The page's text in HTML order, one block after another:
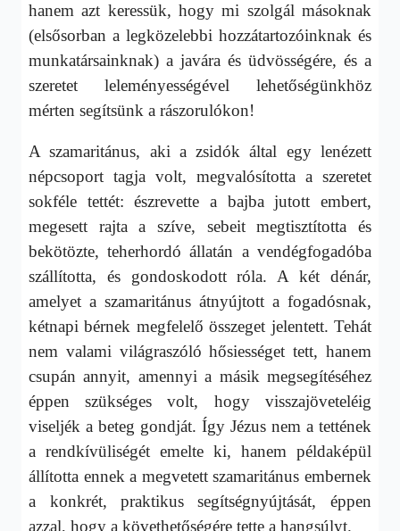
hanem azt keressük, hogy mi szolgál másoknak
(elsősorban a legközelebbi hozzátartozóinknak és
munkatársainknak) a javára és üdvösségére, és a
szeretet leleményességével lehetőségünkhöz
mérten segítsünk a rászorulókon!
A szamaritánus, aki a zsidók által egy lenézett
népcsoport tagja volt, megvalósította a szeretet
sokféle tettét: észrevette a bajba jutott embert,
megesett rajta a szíve, sebeit megtisztította és
bekötözte, teherhordó állatán a vendégfogadóba
szállította, és gondoskodott róla. A két dénár,
amelyet a szamaritánus átnyújtott a fogadósnak,
kétnapi bérnek megfelelő összeget jelentett. Tehát
nem valami világraszóló hősiességet tett, hanem
csupán annyit, amennyi a másik megsegítéséhez
éppen szükséges volt, hogy visszajöveteléig
viseljék a beteg gondját. Így Jézus nem a tettének
a rendkívüliségét emelte ki, hanem példaképül
állította ennek a megvetett szamaritánus embernek
a konkrét, praktikus segítségnyújtását, éppen
azzal, hogy a követhetőségére tette a hangsúlyt.